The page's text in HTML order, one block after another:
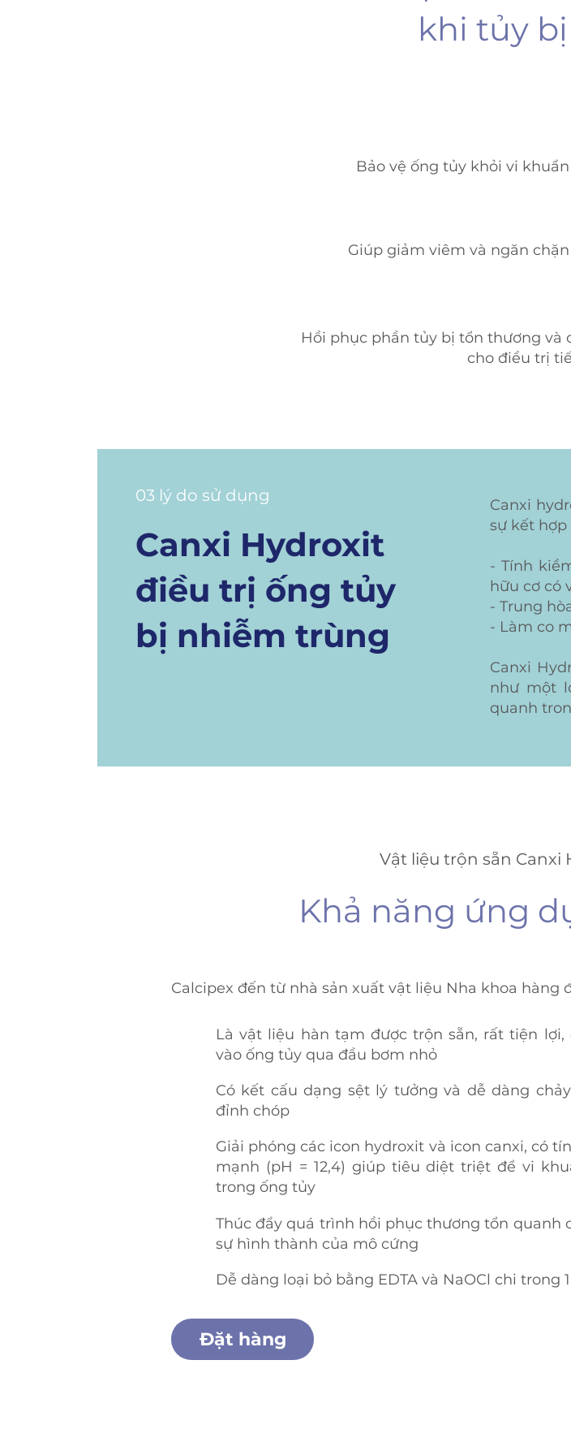
khi tủy
Bảo vệ ống tủy khỏi vi
Giúp giảm viêm và ngăn
Hồi phục phần tủy bị tổn thương
cho điều trị
03 lý do sử dụng
Canxi Hydroxit
điều trị ống tủy
bị nhiễm trùng
Canxi
sự kết hợp
- Tính
hữu cơ có
- Trung
- Làm co
Canxi
như một
quanh
Vật liệu trộn sẵn Canxi
Khả năng ứng
Calcipex đến từ nhà sản xuất vật liệu Nha khoa hàng
Là vật liệu hàn tạm được trộn sẵn, rất tiện lợi,
vào ống tủy qua đầu bơm nhỏ
Có kết cấu dạng sệt lý tưởng và dễ dàng
đỉnh chóp
Giải phóng các icon hydroxit và icon canxi, có
mạnh (pH = 12,4) giúp tiêu diệt triệt để vi
trong ống tủy
Thúc đẩy quá trình hồi phục thương tổn quanh
sự hình thành của mô cứng
Dễ dàng loại bỏ bằng EDTA và NaOCl chi trong
Đặt hàng